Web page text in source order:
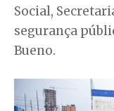
Social,
segurança
Bueno.